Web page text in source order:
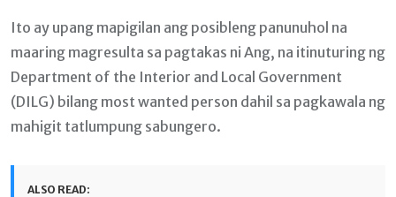
Ito ay upang mapigilan ang posibleng panunuhol na
maaring magresulta sa pagtakas ni Ang, na itinuturing ng
Department of the Interior and Local Government
(DILG) bilang most wanted person dahil sa pagkawala ng
mahigit tatlumpung sabungero.
ALSO READ: